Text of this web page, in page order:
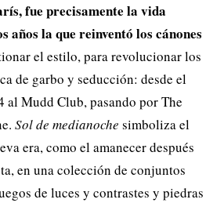
fue precisamente la vida
años la que reinventó los cánones
el estilo, para revolucionar los
de garbo y seducción: desde el
al Mudd Club, pasando por The
Sol de medianoche simboliza el
era, como el amanecer después
en una colección de conjuntos
de luces y contrastes y piedras